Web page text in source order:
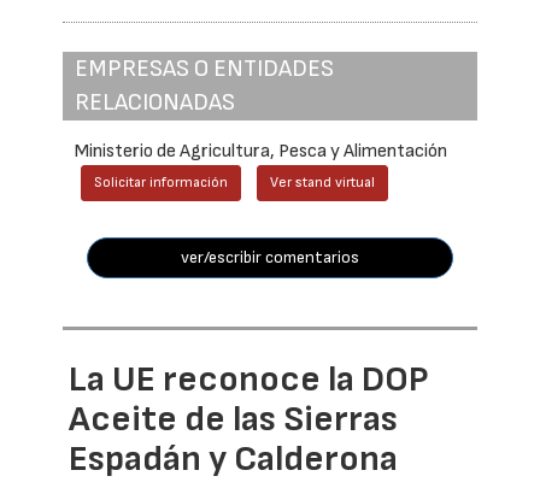
EMPRESAS O ENTIDADES
RELACIONADAS
Ministerio de Agricultura, Pesca y Alimentación
Solicitar información Ver stand virtual
ver/escribir comentarios
La UE reconoce la DOP
Aceite de las Sierras
Espadán y Calderona